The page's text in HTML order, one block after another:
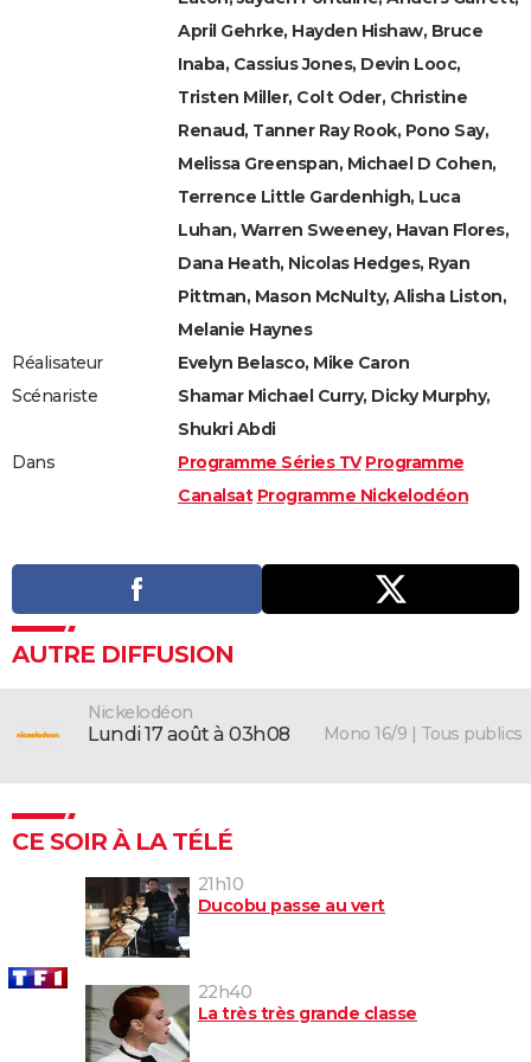
April Gehrke, Hayden Hishaw, Bruce
Inaba, Cassius Jones, Devin Looc,
Tristen Miller, Colt Oder, Christine
Renaud, Tanner Ray Rook, Pono Say,
Melissa Greenspan, Michael D Cohen,
Terrence Little Gardenhigh, Luca
Luhan, Warren Sweeney, Havan Flores,
Dana Heath, Nicolas Hedges, Ryan
Pittman, Mason McNulty, Alisha Liston,
Melanie Haynes
Réalisateur
Evelyn Belasco, Mike Caron
Scénariste
Shamar Michael Curry, Dicky Murphy,
Shukri Abdi
Dans
Programme Séries TV Programme
Canalsat Programme Nickelodéon
AUTRE DIFFUSION
Nickelodéon
lundi 17 août à 03h08 Mono 16/9 | Tous publics
CE SOIR À LA TÉLÉ
21h10
Ducobu passe au vert
22h40
La très très grande classe